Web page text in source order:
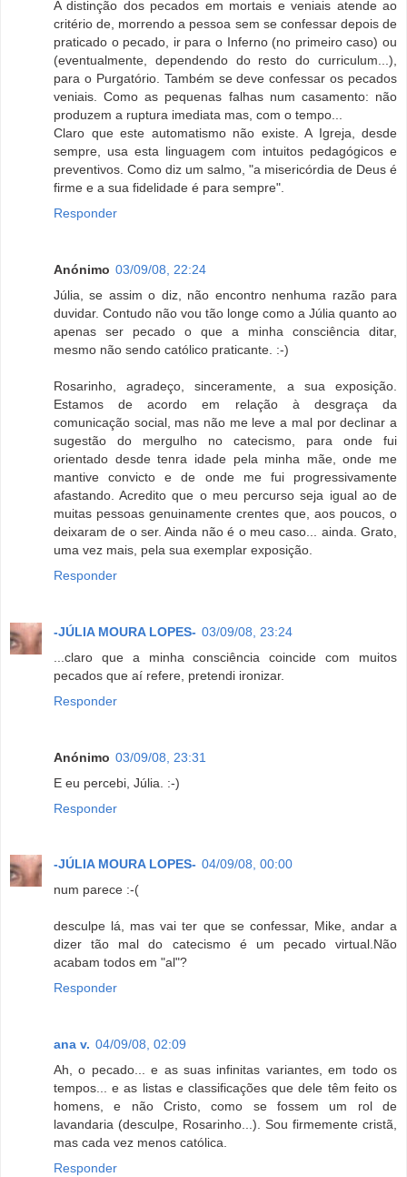
A distinção dos pecados em mortais e veniais atende ao
critério de, morrendo a pessoa sem se confessar depois de
praticado o pecado, ir para o Inferno (no primeiro caso) ou
(eventualmente, dependendo do resto do curriculum...),
para o Purgatório. Também se deve confessar os pecados
veniais. Como as pequenas falhas num casamento: não
produzem a ruptura imediata mas, com o tempo...
Claro que este automatismo não existe. A Igreja, desde
sempre, usa esta linguagem com intuitos pedagógicos e
preventivos. Como diz um salmo, "a misericórdia de Deus é
firme e a sua fidelidade é para sempre".
Responder
Anónimo 03/09/08, 22:24
Júlia, se assim o diz, não encontro nenhuma razão para
duvidar. Contudo não vou tão longe como a Júlia quanto ao
apenas ser pecado o que a minha consciência ditar,
mesmo não sendo católico praticante. :-)
Rosarinho, agradeço, sinceramente, a sua exposição.
Estamos de acordo em relação à desgraça da
comunicação social, mas não me leve a mal por declinar a
sugestão do mergulho no catecismo, para onde fui
orientado desde tenra idade pela minha mãe, onde me
mantive convicto e de onde me fui progressivamente
afastando. Acredito que o meu percurso seja igual ao de
muitas pessoas genuinamente crentes que, aos poucos, o
deixaram de o ser. Ainda não é o meu caso... ainda. Grato,
uma vez mais, pela sua exemplar exposição.
Responder
-JÚLIA MOURA LOPES- 03/09/08, 23:24
...claro que a minha consciência coincide com muitos
pecados que aí refere, pretendi ironizar.
Responder
Anónimo 03/09/08, 23:31
E eu percebi, Júlia. :-)
Responder
-JÚLIA MOURA LOPES- 04/09/08, 00:00
num parece :-(
desculpe lá, mas vai ter que se confessar, Mike, andar a
dizer tão mal do catecismo é um pecado virtual.Não
acabam todos em "al"?
Responder
ana v. 04/09/08, 02:09
Ah, o pecado... e as suas infinitas variantes, em todo os
tempos... e as listas e classificações que dele têm feito os
homens, e não Cristo, como se fossem um rol de
lavandaria (desculpe, Rosarinho...). Sou firmemente cristã,
mas cada vez menos católica.
Responder